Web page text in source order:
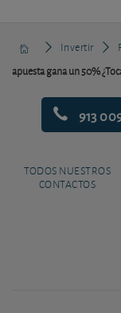
Invertir
apuesta gana un 50%
913
TODOS NUESTROS
CONTACTOS